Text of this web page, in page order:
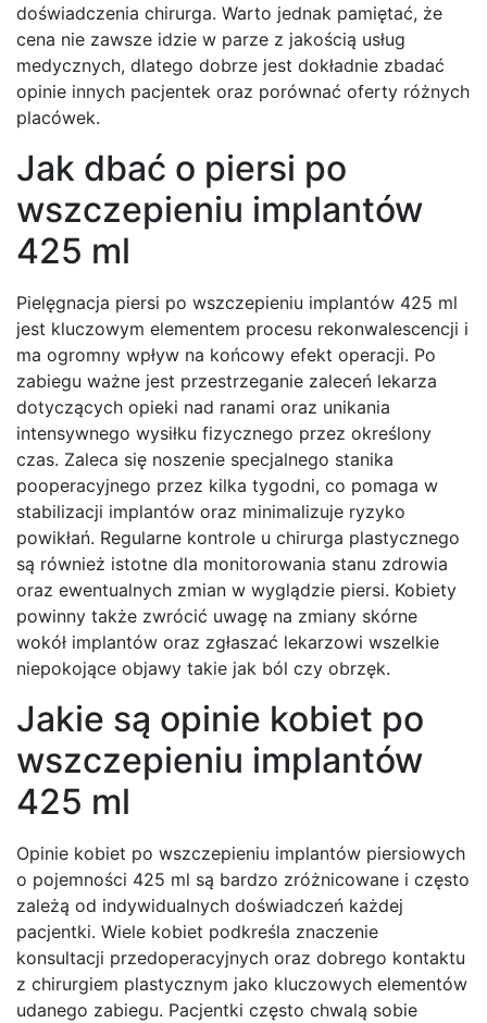
doświadczenia chirurga. Warto jednak pamiętać, że
cena nie zawsze idzie w parze z jakością usług
medycznych, dlatego dobrze jest dokładnie zbadać
opinie innych pacjentek oraz porównać oferty różnych
placówek.
Jak dbać o piersi po
wszczepieniu implantów
425 ml
Pielęgnacja piersi po wszczepieniu implantów 425 ml
jest kluczowym elementem procesu rekonwalescencji i
ma ogromny wpływ na końcowy efekt operacji. Po
zabiegu ważne jest przestrzeganie zaleceń lekarza
dotyczących opieki nad ranami oraz unikania
intensywnego wysiłku fizycznego przez określony
czas. Zaleca się noszenie specjalnego stanika
pooperacyjnego przez kilka tygodni, co pomaga w
stabilizacji implantów oraz minimalizuje ryzyko
powikłań. Regularne kontrole u chirurga plastycznego
są również istotne dla monitorowania stanu zdrowia
oraz ewentualnych zmian w wyglądzie piersi. Kobiety
powinny także zwrócić uwagę na zmiany skórne
wokół implantów oraz zgłaszać lekarzowi wszelkie
niepokojące objawy takie jak ból czy obrzęk.
Jakie są opinie kobiet po
wszczepieniu implantów
425 ml
Opinie kobiet po wszczepieniu implantów piersiowych
o pojemności 425 ml są bardzo zróżnicowane i często
zależą od indywidualnych doświadczeń każdej
pacjentki. Wiele kobiet podkreśla znaczenie
konsultacji przedoperacyjnych oraz dobrego kontaktu
z chirurgiem plastycznym jako kluczowych elementów
udanego zabiegu. Pacjentki często chwalą sobie